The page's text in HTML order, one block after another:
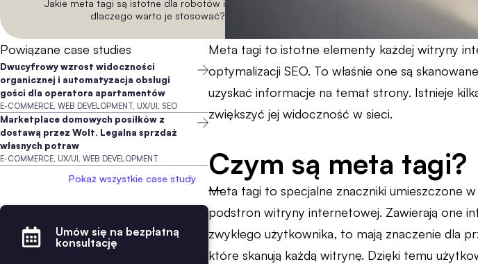
Jakie meta tagi są istotne dla robotów i
dlaczego warto je stosować?
Powiązane case studies
Dwucyfrowy wzrost widoczności
organicznej i automatyzacja obsługi
gości dla operatora apartamentów
E-COMMERCE, WEB DEVELOPMENT, UX/UI, SEO
Marketplace domowych posiłków z
dostawą przez Wolt. Legalna sprzdaż
własnych potraw
E-COMMERCE, UX/UI, WEB DEVELOPMENT
Pokaż wszystkie case study
Umów się na bezpłatną
konsultację
Meta tagi to istotne elementy każdej witryny
optymalizacji SEO. To właśnie one są
uzyskać informacje na temat strony. Istnieje
zwiększyć jej widoczność w sieci.
Czym są meta tagi?
Meta tagi to specjalne znaczniki umieszczone
podstron witryny internetowej. Zawierają one
zwykłego użytkownika, to mają znaczenie dla
które skanują każdą witrynę. Dzięki temu